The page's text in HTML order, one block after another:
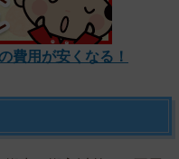
費用が安くなる！